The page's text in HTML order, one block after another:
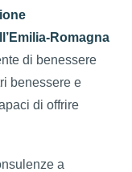
Romagna
di benessere
benessere e
di offrire
a